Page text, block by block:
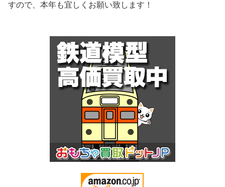
すので、本年も宜しくお願い致します！